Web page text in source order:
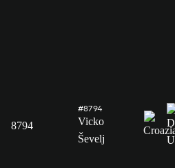
8794
#8794
Vicko
Ševelj